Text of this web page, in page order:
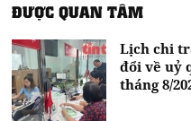
ĐƯỢC QUAN TÂM
Lịch chi
đổi về uỷ
tháng 8/